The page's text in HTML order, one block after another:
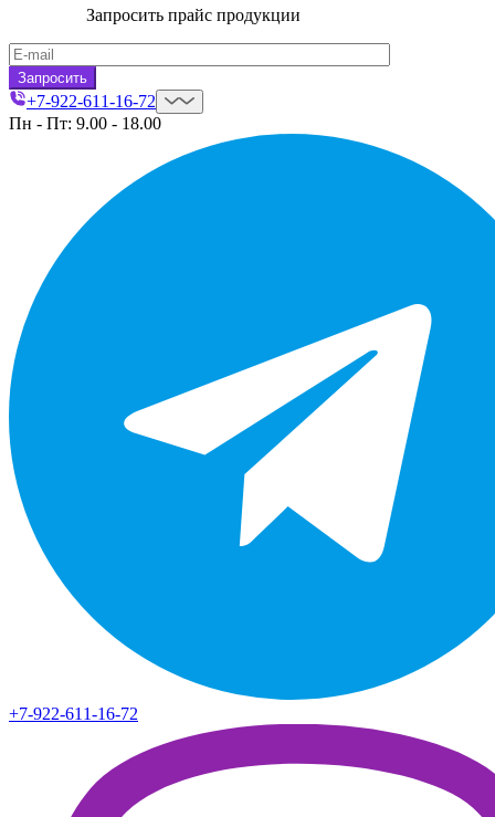
Запросить прайс продукции
+7-922-611-16-72
Пн - Пт: 9.00 - 18.00
+7-922-611-16-72